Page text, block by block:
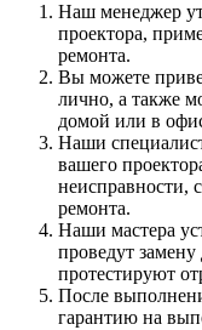
Наш менеджер
проектора,
ремонта.
Вы можете
лично, а также
домой или в
Наши
вашего
неисправности,
ремонта.
Наши мастера
проведут
протестируют
После
гарантию на